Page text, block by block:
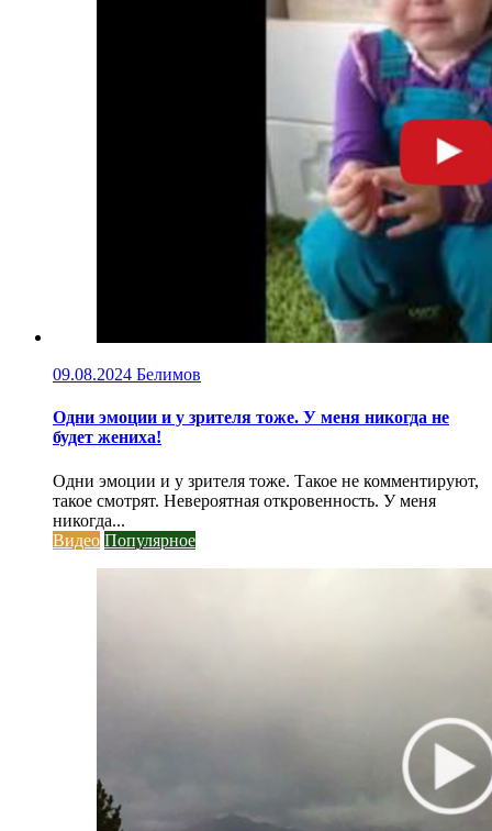
09.08.2024 Белимов
Одни эмоции и у зрителя тоже. У меня никогда не
будет жениха!
Одни эмоции и у зрителя тоже. Такое не комментируют,
такое смотрят. Невероятная откровенность. У меня
никогда...
Видео Популярное